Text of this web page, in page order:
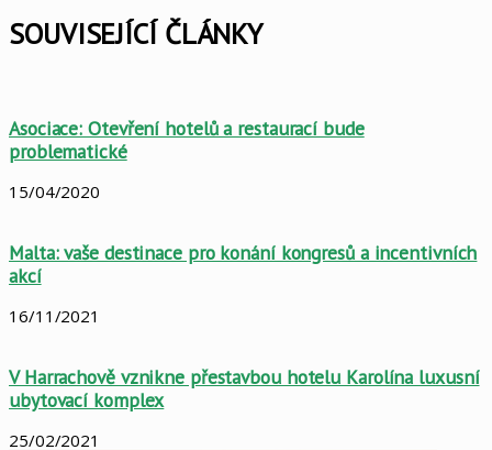
SOUVISEJÍCÍ ČLÁNKY
Asociace: Otevření hotelů a restaurací bude
problematické
15/04/2020
Malta: vaše destinace pro konání kongresů a incentivních
akcí
16/11/2021
V Harrachově vznikne přestavbou hotelu Karolína luxusní
ubytovací komplex
25/02/2021